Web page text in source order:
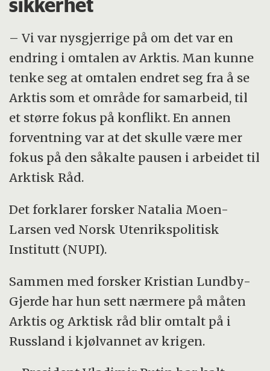
sikkerhet
– Vi var nysgjerrige på om det var en
endring i omtalen av Arktis. Man kunne
tenke seg at omtalen endret seg fra å se
Arktis som et område for samarbeid, til
et større fokus på konflikt. En annen
forventning var at det skulle være mer
fokus på den såkalte pausen i arbeidet til
Arktisk Råd.
Det forklarer forsker Natalia Moen-
Larsen ved Norsk Utenrikspolitisk
Institutt (NUPI).
Sammen med forsker Kristian Lundby-
Gjerde har hun sett nærmere på måten
Arktis og Arktisk råd blir omtalt på i
Russland i kjølvannet av krigen.